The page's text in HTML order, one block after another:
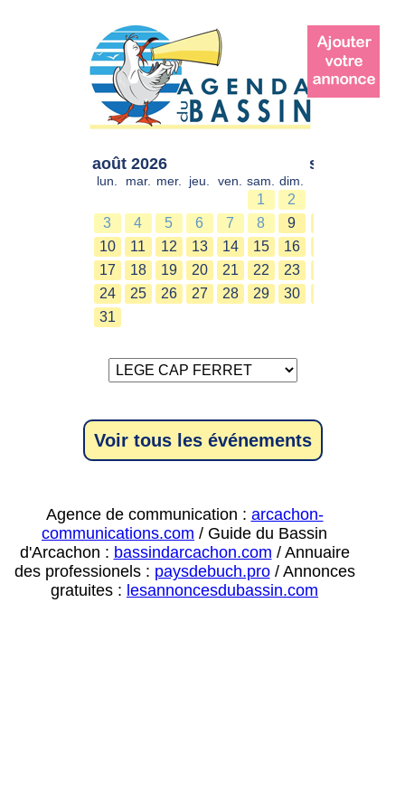
août 2026
lun. mar. mer. jeu. ven. sam. dim.
1
2
3
4 5 6 7 8
9
10
11 12 13 14 15
16
17
18 19 20 21 22
23
24
25 26 27 28 29
30
31
sept. 2026
Voir tous les événements
Agence de communication : arcachon-
communications.com / Guide du Bassin
d'Arcachon : bassindarcachon.com / Annuaire
des professionels : paysdebuch.pro/ Annonces
gratuites : lesannoncesdubassin.com